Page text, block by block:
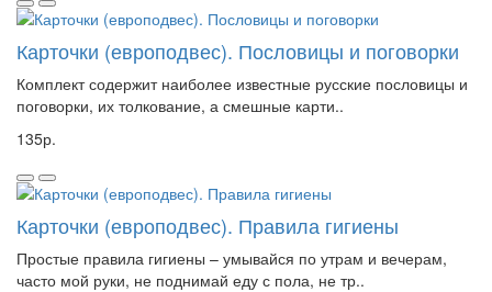
Карточки (европодвес). Пословицы и поговорки
Комплект содержит наиболее известные русские пословицы и
поговорки, их толкование, а смешные карти..
135р.
Карточки (европодвес). Правила гигиены
Простые правила гигиены – умывайся по утрам и вечерам,
часто мой руки, не поднимай еду с пола, не тр..